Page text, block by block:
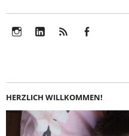
HERZLICH WILLKOMMEN!